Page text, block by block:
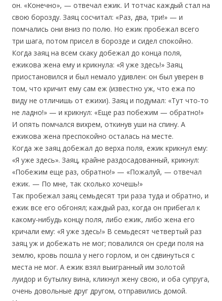
он. «Конечно», — отвечал ежик. И тотчас каждый стал на
свою борозду. Заяц сосчитал: «Раз, два, три!» — и
помчались они вниз по полю. Но ежик пробежал всего
три шага, потом присел в борозде и сидел спокойно.
Когда заяц на всем скаку добежал до конца поля,
ежикова жена ему и крикнула: «Я уже здесь!» Заяц
приостановился и был немало удивлен: он был уверен в
том, что кричит ему сам еж (известно уж, что ежа по
виду не отличишь от ежихи). Заяц и подумал: «Тут что-то
не ладно!» — и крикнул: «Еще раз побежим — обратно!»
И опять помчался вихрем, откинув уши на спину. А
ежикова жена преспокойно осталась на месте.
Когда же заяц добежал до верха поля, ежик крикнул ему:
«Я уже здесь». Заяц, крайне раздосадованный, крикнул:
«Побежим еще раз, обратно!» — «Пожалуй, — отвечал
ежик. — По мне, так сколько хочешь!»
Так пробежал заяц семьдесят три раза туда и обратно, и
ежик все его обгонял; каждый раз, когда он прибегал к
какому-нибудь концу поля, либо ежик, либо жена его
кричали ему: «Я уже здесь!» В семьдесят четвертый раз
заяц уж и добежать не мог; повалился он среди поля на
землю, кровь пошла у него горлом, и он сдвинуться с
места не мог. А ежик взял выигранный им золотой
луидор и бутылку вина, кликнул жену свою, и оба супруга,
очень довольные друг другом, отправились домой.